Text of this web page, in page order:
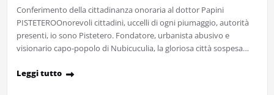
Conferimento della cittadinanza onoraria al dottor Papini
PISTETEROOnorevoli cittadini, uccelli di ogni piumaggio, autorità
presenti, io sono Pistetero. Fondatore, urbanista abusivo e
visionario capo-popolo di Nubicuculia, la gloriosa città sospesa…
Leggi tutto